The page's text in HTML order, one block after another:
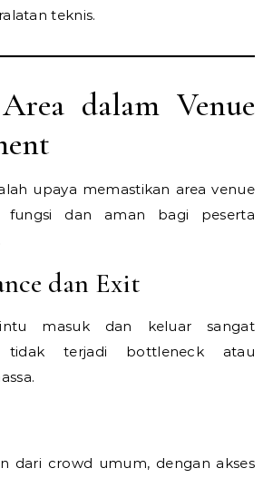
teknis.
dalam Venue
upaya memastikan area venue
fungsi dan aman bagi peserta
dan Exit
masuk dan keluar sangat
terjadi bottleneck atau
dari crowd umum, dengan akses